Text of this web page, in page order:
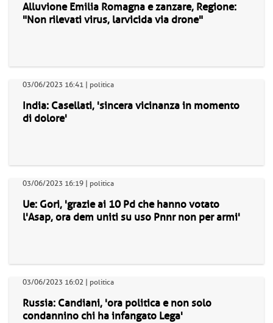
Alluvione Emilia Romagna e zanzare, Regione:
"Non rilevati virus, larvicida via drone"
03/06/2023 16:41 | politica
India: Casellati, 'sincera vicinanza in momento
di dolore'
03/06/2023 16:19 | politica
Ue: Gori, 'grazie ai 10 Pd che hanno votato
l'Asap, ora dem uniti su uso Pnnr non per armi'
03/06/2023 16:02 | politica
Russia: Candiani, 'ora politica e non solo
condannino chi ha infangato Lega'